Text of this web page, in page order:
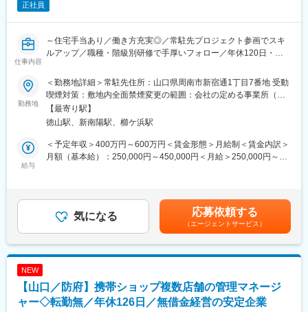
※プライムの立場での業務となります。
正社員
仕事内容
～住宅手当あり／働き方充実◎／常駐先プロジェクト参画でスキ
ルアップ／職種・階級別研修で手厚いフォロー／年休120日・土
■仕事内容：
市内および近隣のお客様先に常駐し、システムの導入・開発・運
用保守の支援を行います。比較的、大規模なシステムの導入・開
発プロジェクトに関わる機会を得ることが出来ます。
能力によって、上流工程やプロジェクトマネジメントを経験する
ことも可能です。
ステムの更新や新規導入のプロジェクトに参画・推進していただ
きます。
常駐するお客様先により、求められるスキルセットは異なり、シ
■働き方：
勤務地
＜勤務地詳細＞常駐先住所：山口県周南市新宿通1丁目7番地 受動
喫煙対策：敷地内全面禁煙変更の範囲：会社の定める事業所（リ
モートワーク含む）
【最寄り駅】
徳山駅、新南陽駅、櫛ケ浜駅
給与
＜予定年収＞400万円～600万円＜賃金形態＞月給制＜賃金内訳＞
月額（基本給）：250,000円～450,000円＜月給＞250,000円～
は固定手当を含めた表記です。
気になる 応募依頼する
（エージェントサービス）
NEW
【山口／防府】携帯ショップ複数店舗の管理マネージ
ャー◇転勤無／年休126日／無借金経営の安定企業